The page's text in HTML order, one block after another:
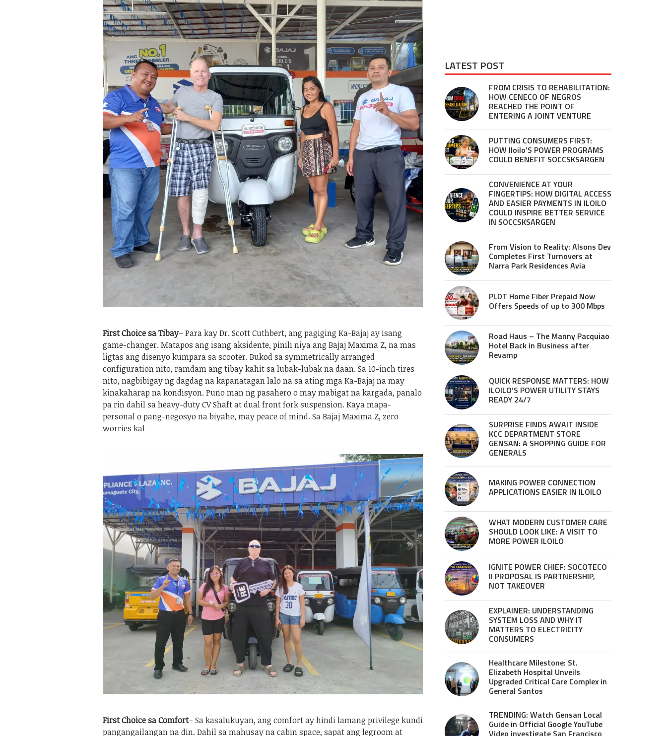
First Choice sa Tibay– Para kay Dr. Scott Cuthbert, ang pagiging Ka-Bajaj ay isang
game-changer. Matapos ang isang aksidente, pinili niya ang Bajaj Maxima Z, na mas
ligtas ang disenyo kumpara sa scooter. Bukod sa symmetrically arranged
configuration nito, ramdam ang tibay kahit sa lubak-lubak na daan. Sa 10-inch tires
nito, nagbibigay ng dagdag na kapanatagan lalo na sa ating mga Ka-Bajaj na may
kinakaharap na kondisyon. Puno man ng pasahero o may mabigat na kargada, panalo
pa rin dahil sa heavy-duty CV Shaft at dual front fork suspension. Kaya mapa-
personal o pang-negosyo na biyahe, may peace of mind. Sa Bajaj Maxima Z, zero
worries ka!
First Choice sa Comfort– Sa kasalukuyan, ang comfort ay hindi lamang privilege kundi
pangangailangan na din. Dahil sa mahusay na cabin space, sapat ang legroom at
LATEST POST
FROM CRISIS TO REHABILITATION:
HOW CENECO OF NEGROS
REACHED THE POINT OF
ENTERING A JOINT VENTURE
PUTTING CONSUMERS FIRST:
HOW Iloilo’S POWER PROGRAMS
COULD BENEFIT SOCCSKSARGEN
CONVENIENCE AT YOUR
FINGERTIPS: HOW DIGITAL ACCESS
AND EASIER PAYMENTS IN ILOILO
COULD INSPIRE BETTER SERVICE
IN SOCCSKSARGEN
From Vision to Reality: Alsons Dev
Completes First Turnovers at
Narra Park Residences Avia
PLDT Home Fiber Prepaid Now
Offers Speeds of up to 300 Mbps
Road Haus – The Manny Pacquiao
Hotel Back in Business after
Revamp
QUICK RESPONSE MATTERS: HOW
ILOILO’S POWER UTILITY STAYS
READY 24/7
SURPRISE FINDS AWAIT INSIDE
KCC DEPARTMENT STORE
GENSAN: A SHOPPING GUIDE FOR
GENERALS
MAKING POWER CONNECTION
APPLICATIONS EASIER IN ILOILO
WHAT MODERN CUSTOMER CARE
SHOULD LOOK LIKE: A VISIT TO
MORE POWER ILOILO
IGNITE POWER CHIEF: SOCOTECO
II PROPOSAL IS PARTNERSHIP,
NOT TAKEOVER
EXPLAINER: UNDERSTANDING
SYSTEM LOSS AND WHY IT
MATTERS TO ELECTRICITY
CONSUMERS
Healthcare Milestone: St.
Elizabeth Hospital Unveils
Upgraded Critical Care Complex in
General Santos
TRENDING: Watch Gensan Local
Guide in Official Google YouTube
Video investigate San Francisco